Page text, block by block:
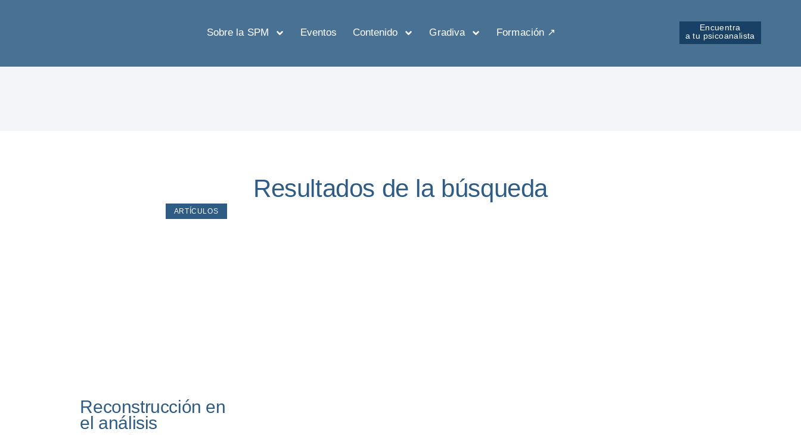
Sobre la SPM Eventos Contenido Gradiva Formación ↗︎
Encuentra
a tu psicoanalista
Resultados de la búsqueda
ARTÍCULOS
Reconstrucción en
el análisis